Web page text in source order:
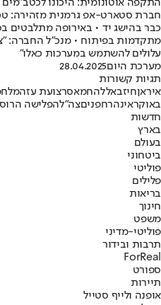
התקפה אוטונומית: היכונו
חברת סטארט-אפ גרמנית מזהירה:
כבר בהישג יד • באירופה מתלבטים
מתקדמות בפיתוח • מנכ"ל החברה:
עלולים להשתמש במערכות כאלו"
מערכת היום28.04.2025
תגיות קשורות
איראןחיזבאללהחמאסרצועת עזה
באוקראינהרחפניםצה"להפלישה
חדשות
בארץ
בעולם
ביטחוני
פוליטי
פלילים
בריאות
חינוך
משפט
פוליטי-מדיני
תרבות ובידור
ForReal
ספורט
תיירות
אופנה ולייף סטייל